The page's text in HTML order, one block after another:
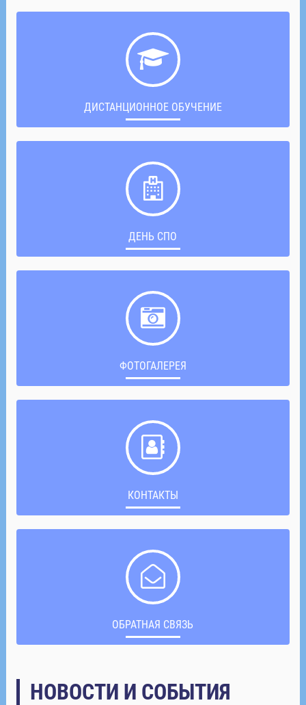
ДИСТАНЦИОННОЕ ОБУЧЕНИЕ
ДЕНЬ СПО
ФОТОГАЛЕРЕЯ
КОНТАКТЫ
ОБРАТНАЯ СВЯЗЬ
НОВОСТИ И СОБЫТИЯ